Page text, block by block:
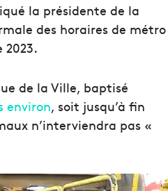
la présidente de la
des horaires de métro
2023.
de la Ville, baptisé
environ, soit jusqu’à fin
n’interviendra pas «